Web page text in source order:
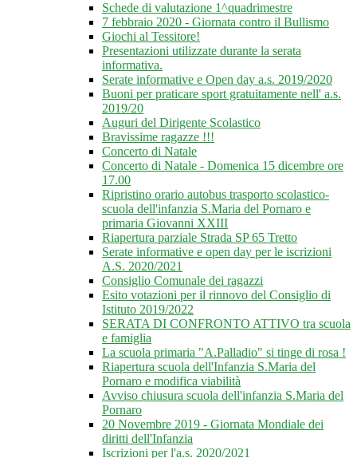
Schede di valutazione 1^quadrimestre
7 febbraio 2020 - Giornata contro il Bullismo
Giochi al Tessitore!
Presentazioni utilizzate durante la serata
informativa.
Serate informative e Open day a.s. 2019/2020
Buoni per praticare sport gratuitamente nell' a.s.
2019/20
Auguri del Dirigente Scolastico
Bravissime ragazze !!!
Concerto di Natale
Concerto di Natale - Domenica 15 dicembre ore
17.00
Ripristino orario autobus trasporto scolastico-
scuola dell'infanzia S.Maria del Pornaro e
primaria Giovanni XXIII
Riapertura parziale Strada SP 65 Tretto
Serate informative e open day per le iscrizioni
A.S. 2020/2021
Consiglio Comunale dei ragazzi
Esito votazioni per il rinnovo del Consiglio di
Istituto 2019/2022
SERATA DI CONFRONTO ATTIVO tra scuola
e famiglia
La scuola primaria "A.Palladio" si tinge di rosa !
Riapertura scuola dell'Infanzia S.Maria del
Pornaro e modifica viabilità
Avviso chiusura scuola dell'infanzia S.Maria del
Pornaro
20 Novembre 2019 - Giornata Mondiale dei
diritti dell'Infanzia
Iscrizioni per l'a.s. 2020/2021